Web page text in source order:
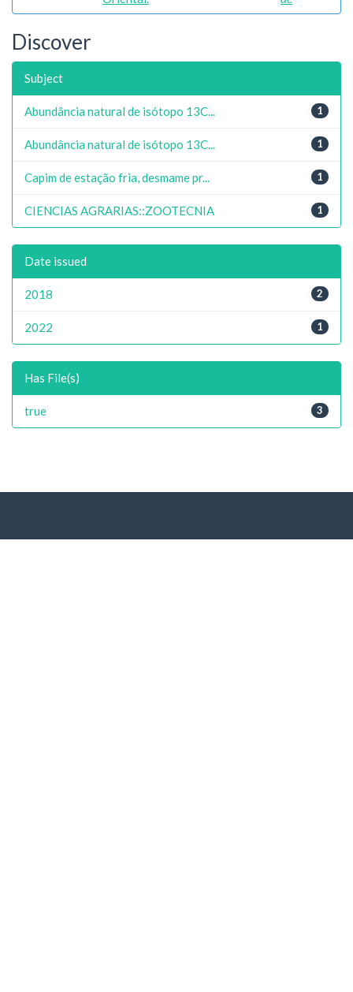
Discover
Subject
1
Abundância natural de isótopo 13C...
1
Abundância natural de isótopo 13C...
1
Capim de estação fria, desmame pr...
1
CIENCIAS AGRARIAS::ZOOTECNIA
Date issued
2
2018
1
2022
Has File(s)
3
true